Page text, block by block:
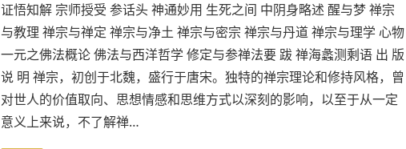
证悟知解 宗师授受 参话头 神通妙用 生死之间 中阴身略述 醒与梦 禅宗
与教理 禅宗与禅定 禅宗与净土 禅宗与密宗 禅宗与丹道 禅宗与理学 心物
一元之佛法概论 佛法与西洋哲学 修定与参禅法要 跋 禅海蠡测剩语 出 版
说 明 禅宗，初创于北魏，盛行于唐宋。独特的禅宗理论和修持风格，曾
对世人的价值取向、思想情感和思维方式以深刻的影响，以至于从一定
意义上来说，不了解禅…